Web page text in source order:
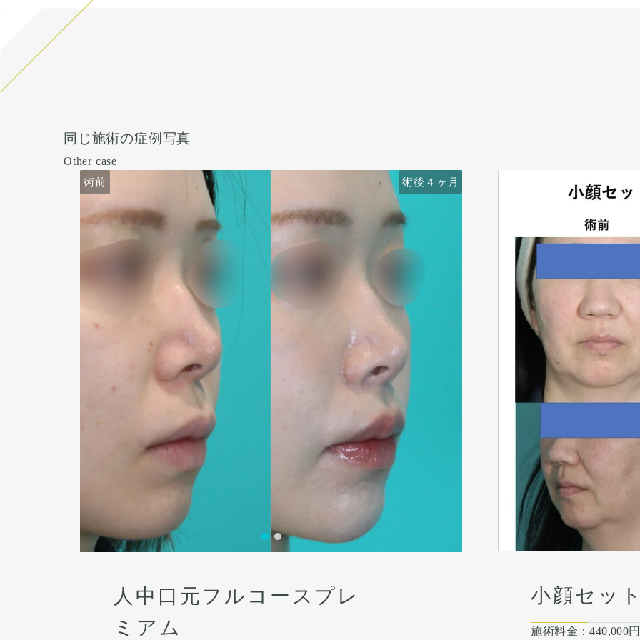
同じ施術の症例写真
Other case
術前 術後４ヶ月
人中口元フルコースプレ
ミアム
小顔セッ
施術料金：440,000